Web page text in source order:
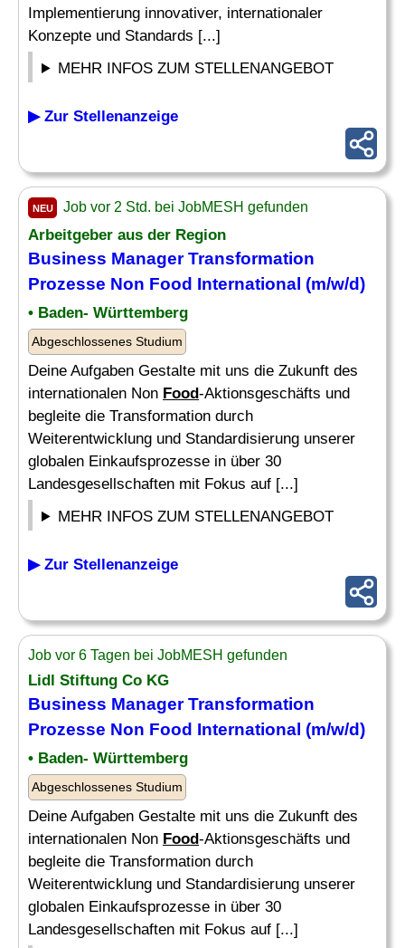
Implementierung innovativer, internationaler
Konzepte und Standards [...]
MEHR INFOS ZUM STELLENANGEBOT
▶ Zur Stellenanzeige
NEU Job vor 2 Std. bei JobMESH gefunden
Arbeitgeber aus der Region
Business ManagerTransformation
Prozesse Non Food International (m/w/d)
• Baden- Württemberg
Abgeschlossenes Studium
Deine Aufgaben Gestalte mit uns die Zukunft des
internationalen Non Food-Aktionsgeschäfts und
begleite die Transformation durch
Weiterentwicklung und Standardisierung unserer
globalen Einkaufsprozesse in über 30
Landesgesellschaften mit Fokus auf [...]
MEHR INFOS ZUM STELLENANGEBOT
▶ Zur Stellenanzeige
Job vor 6 Tagen bei JobMESH gefunden
Lidl Stiftung Co KG
Business ManagerTransformation
Prozesse Non Food International (m/w/d)
• Baden- Württemberg
Abgeschlossenes Studium
Deine Aufgaben Gestalte mit uns die Zukunft des
internationalen Non Food-Aktionsgeschäfts und
begleite die Transformation durch
Weiterentwicklung und Standardisierung unserer
globalen Einkaufsprozesse in über 30
Landesgesellschaften mit Fokus auf [...]